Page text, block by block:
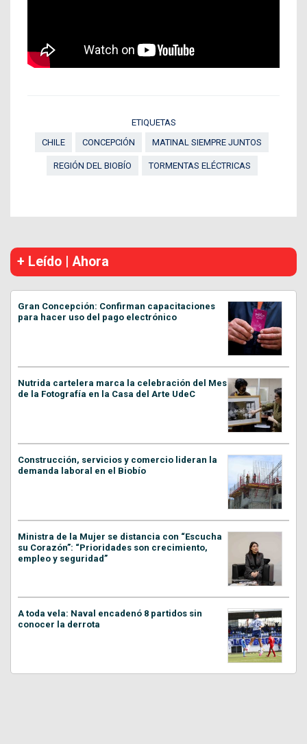
ETIQUETAS
CHILE
CONCEPCIÓN MATINAL SIEMPRE JUNTOS
REGIÓN DEL BIOBÍO TORMENTAS ELÉCTRICAS
+ Leído | Ahora
Gran Concepción: Confirman capacitaciones
para hacer uso del pago electrónico
Nutrida cartelera marca la celebración del Mes
de la Fotografía en la Casa del Arte UdeC
Construcción, servicios y comercio lideran la
demanda laboral en el Biobío
Ministra de la Mujer se distancia con “Escucha
su Corazón”: “Prioridades son crecimiento,
empleo y seguridad”
A toda vela: Naval encadenó 8 partidos sin
conocer la derrota